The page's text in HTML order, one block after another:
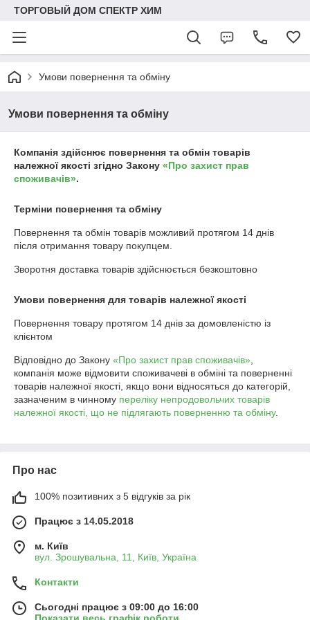
ТОРГОВЫЙ ДОМ СПЕКТР ХИМ
Умови повернення та обміну
Умови повернення та обміну
Компанія здійснює повернення та обмін товарів
належної якості згідно Закону «Про захист прав
споживачів».
Терміни повернення та обміну
Повернення та обмін товарів можливий протягом 14 днів
після отримання товару покупцем.
Зворотня доставка товарів здійснюється безкоштовно
Умови повернення для товарів належної якості
Повернення товару протягом 14 днів за домовленістю із
клієнтом
Відповідно до Закону «Про захист прав споживачів»
компанія може відмовити споживачеві в обміні та поверненні
товарів належної якості, якщо вони відносяться до категорій,
зазначеним в чинному переліку непродовольчих товарів
належної якості, що не підлягають поверненню та обміну.
Про нас
100% позитивних з 5 відгуків за рік
Працює з 14.05.2018
м. Київ
вул. Зрошувальна, 11, Київ, Україна
Контакти
Сьогодні працює з 09:00 до 16:00